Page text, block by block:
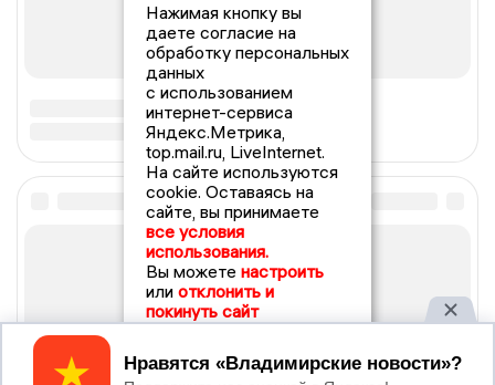
Нажимая кнопку вы
даете согласие на
обработку персональных
данных
с использованием
интернет-сервиса
Яндекс.Метрика,
top.mail.ru, LiveInternet.
На сайте используются
cookie. Оставаясь на
сайте, вы принимаете
все условия
использования.
Вы можете настроить
или отклонить и
покинуть сайт
Принять